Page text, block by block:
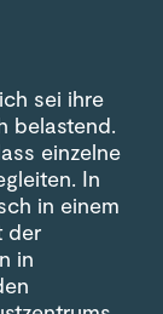
sei ihre
belastend.
einzelne
In
in einem
der
in